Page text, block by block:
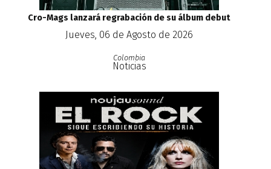
Cro-Mags lanzará regrabación de su álbum debut
Jueves, 06 de Agosto de 2026
Colombia
Noticias